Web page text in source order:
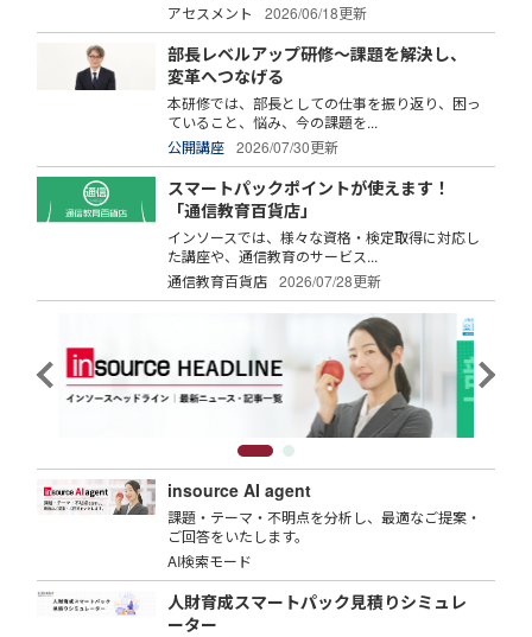
アセスメント
2026/06/18更新
部長レベルアップ研修～課題を解決し、
変革へつなげる
本研修では、部長としての仕事を振り返り、困っ
ていること、悩み、今の課題を...
公開講座
2026/07/30更新
スマートパックポイントが使えます！
「通信教育百貨店」
インソースでは、様々な資格・検定取得に対応し
た講座や、通信教育のサービス...
通信教育百貨店
2026/07/28更新
insource AI agent
課題・テーマ・不明点を分析し、最適なご提案・
ご回答をいたします。
AI検索モード
人財育成スマートパック見積りシミュレ
ーター